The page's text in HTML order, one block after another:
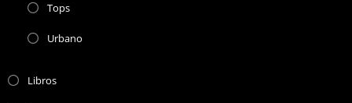
Tops
Urbano
Libros